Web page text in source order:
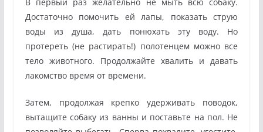
Достаточно помочить ей лапы, показать струю
воды из душа, дать понюхать эту воду. Но
протереть (не растирать!) полотенцем можно все
тело животного. Продолжайте хвалить и давать
лакомство время от времени.
Затем, продолжая крепко удерживать поводок,
вытащите собаку из ванны и поставьте на пол. Не